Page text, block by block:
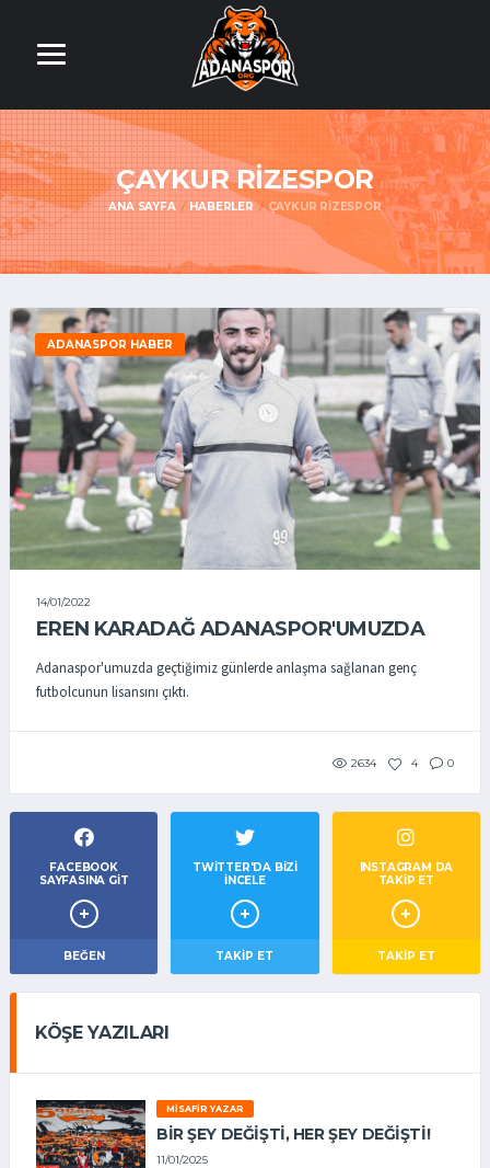
ÇAYKUR RIZESPOR
ANA SAYFA HABERLER ÇAYKUR RIZESPOR
ADANASPOR HABER
14/01/2022
EREN KARADAĞ ADANASPOR'UMUZDA
Adanaspor'umuzda geçtiğimiz günlerde anlaşma sağlanan genç
futbolcunun lisansını çıktı.
2634 4 0
FACEBOOK
SAYFASINA GIT
BEĞEN
TWITTER'DA BIZI
İNCELE
TAKIP ET
INSTAGRAM DA
TAKİP ET
TAKİP ET
KÖŞE YAZILARI
MISAFIR YAZAR
BIR ŞEY DEĞIŞTI, HER ŞEY DEĞIŞTI!
11/01/2025